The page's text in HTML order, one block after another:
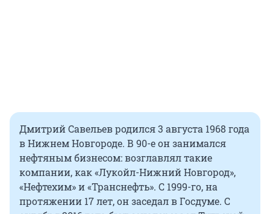
Дмитрий Савельев родился 3 августа 1968 года
в Нижнем Новгороде. В 90-е он занимался
нефтяным бизнесом: возглавлял такие
компании, как «Лукойл-Нижний Новгород»,
«Нефтехим» и «Транснефть». С 1999-го, на
протяжении 17 лет, он заседал в Госдуме. С